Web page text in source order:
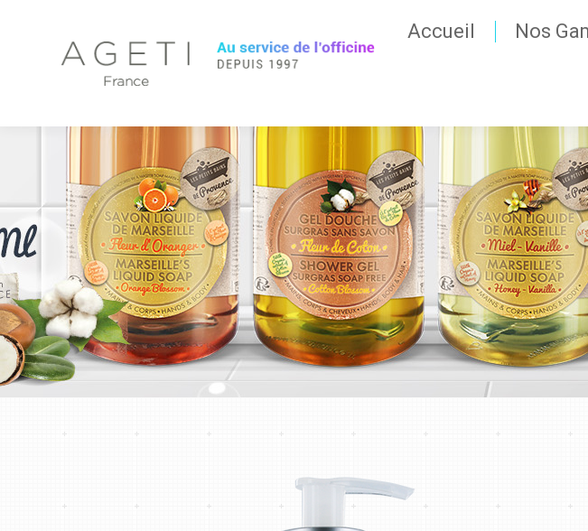
Accueil Nos